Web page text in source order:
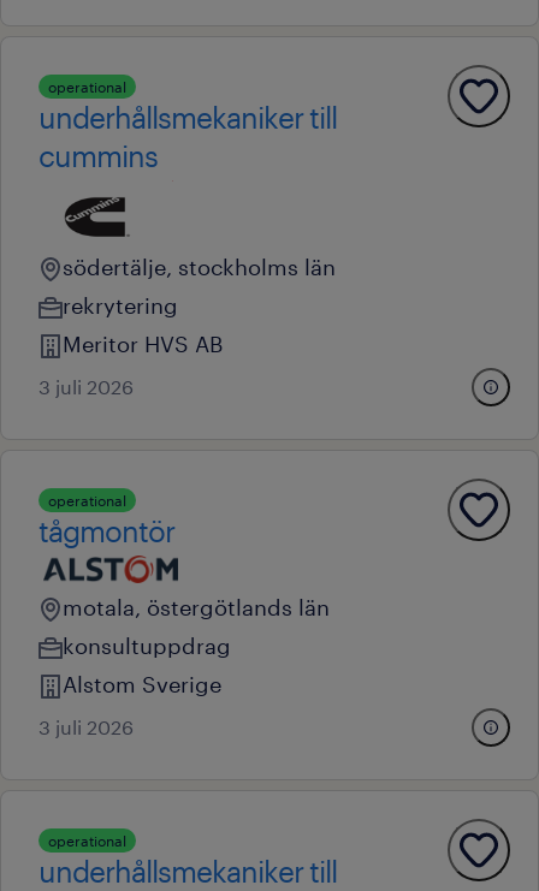
operational
underhållsmekaniker till
cummins
södertälje, stockholms län
rekrytering
Meritor HVS AB
3 juli 2026
operational
tågmontör
motala, östergötlands län
konsultuppdrag
Alstom Sverige
3 juli 2026
operational
underhållsmekaniker till